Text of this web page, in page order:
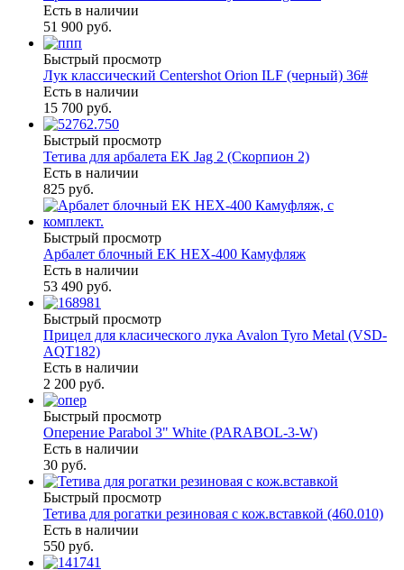
Есть в наличии
51 900 руб.
Быстрый просмотр
Лук классический Centershot Orion ILF (черный) 36#
Есть в наличии
15 700 руб.
Быстрый просмотр
Тетива для арбалета EK Jag 2 (Скорпион 2)
Есть в наличии
825 руб.
Быстрый просмотр
Арбалет блочный EK HEX-400 Камуфляж
Есть в наличии
53 490 руб.
Быстрый просмотр
Прицел для класического лука Avalon Tyro Metal (VSD-
AQT182)
Есть в наличии
2 200 руб.
Быстрый просмотр
Оперение Parabol 3" White (PARABOL-3-W)
Есть в наличии
30 руб.
Быстрый просмотр
Тетива для рогатки резиновая с кож.вставкой (460.010)
Есть в наличии
550 руб.